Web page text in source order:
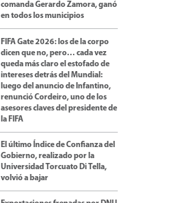
comanda Gerardo Zamora, ganó
en todos los municipios
FIFA Gate 2026: los de la corpo
dicen que no, pero… cada vez
queda más claro el estofado de
intereses detrás del Mundial:
luego del anuncio de Infantino,
renunció Cordeiro, uno de los
asesores claves del presidente de
la FIFA
El último Índice de Confianza del
Gobierno, realizado por la
Universidad Torcuato Di Tella,
volvió a bajar